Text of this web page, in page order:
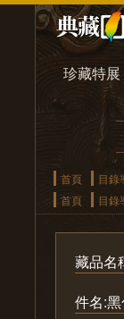
珍藏特展
首頁 目錄
首頁
目錄
藏品名
件名: